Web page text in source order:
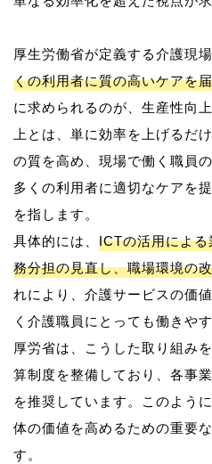
厚生労働省が定義する介護現
くの利用者に質の高いケアを
に求められるのが、生産性向
上とは、単に効率を上げるだ
の質を高め、現場で働く職員
多くの利用者に適切なケアを
を指します。
具体的には、 ICTの活用によ
務分担の見直し、職場環境の
れにより、介護サービスの価
く介護職員にとっても働きや
厚労省は、こうした取り組み
算制度を整備しており、各事
を推奨しています。このよう
体の価値を高めるための重要